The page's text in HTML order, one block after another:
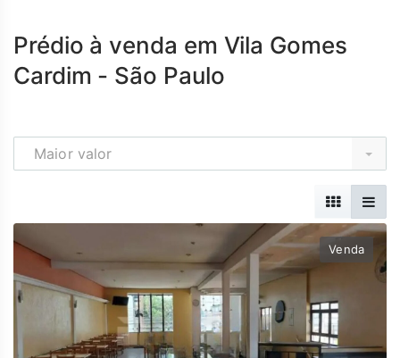
Prédio à venda em Vila Gomes
Cardim - São Paulo
Maior valor
Venda